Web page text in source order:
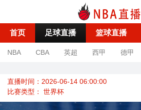
首页 足球直播 篮球直播
NBA CBA 英超 西甲 德甲
直播时间：2026-06-14 06:00:00
比赛类型： 世界杯